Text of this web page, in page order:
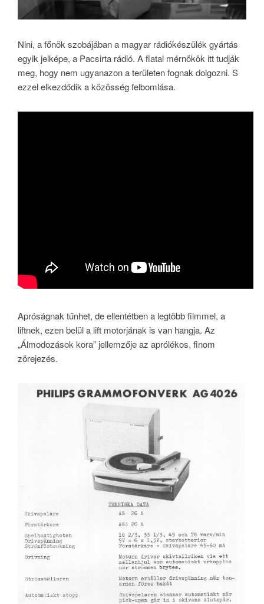
Nini, a főnök szobájában a magyar rádiókészülék gyártás
egyik jelképe, a Pacsirta rádió. A fiatal mérnökök itt tudják
meg, hogy nem ugyanazon a területen fognak dolgozni. S
ezzel elkezdődik a közösség felbomlása.
Apróságnak tűnhet, de ellentétben a legtöbb filmmel, a
liftnek, ezen belül a lift motorjának is van hangja. Az
„Álmodozások kora” jellemzője az aprólékos, finom
zörejezés.